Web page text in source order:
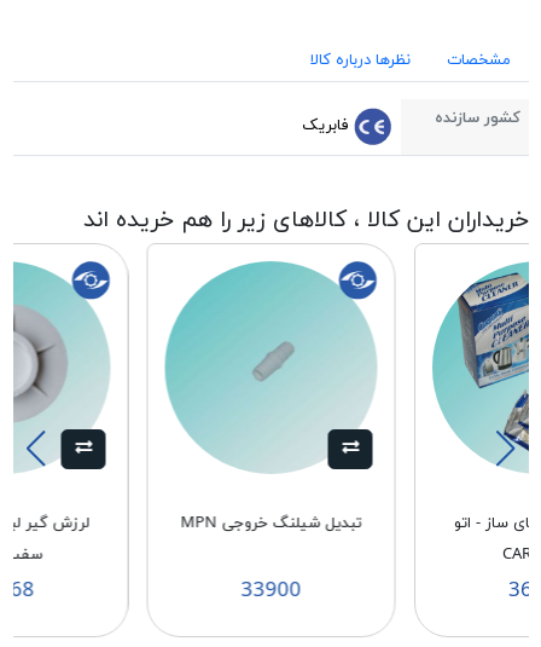
مشخصات نظرها درباره کالا
کشور سازنده فابریک
خریداران این کالا ، کالاهای زیر را هم خریده اند
ساز - اتو
تبدیل شیلنگ خروجی MPN
33900
لرزش گیر
سفید MPN